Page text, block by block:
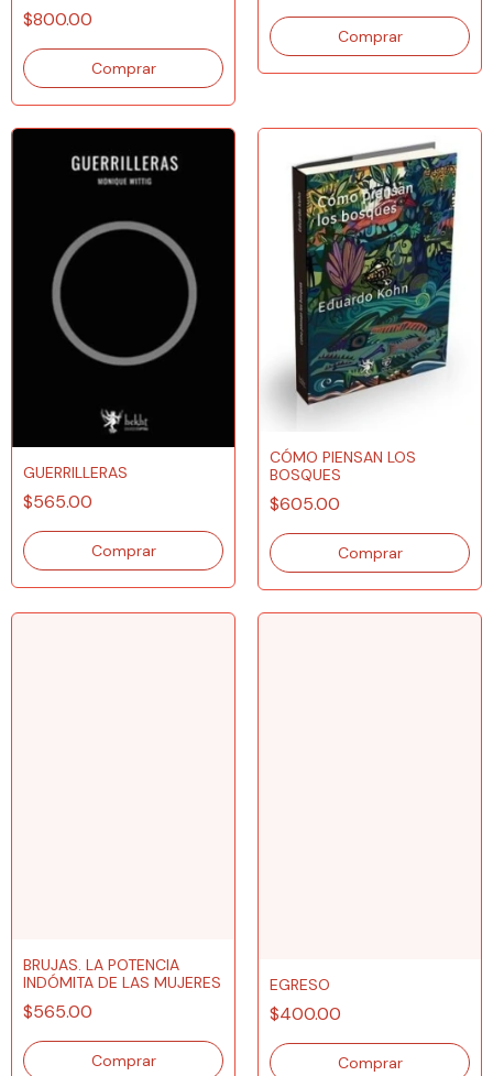
$800.00
GUERRILLERAS
$565.00
CÓMO PIENSAN LOS
BOSQUES
$605.00
BRUJAS. LA POTENCIA
INDÓMITA DE LAS MUJERES
$565.00
EGRESO
$400.00